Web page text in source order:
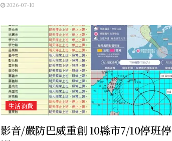
2026-07-10
生活消費
影音/嚴防巴威重創 10縣市7/10停班停